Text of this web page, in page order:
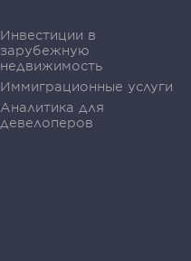
Инвестиции в
зарубежную
недвижимость
Иммиграционные услуги
Аналитика для
девелоперов